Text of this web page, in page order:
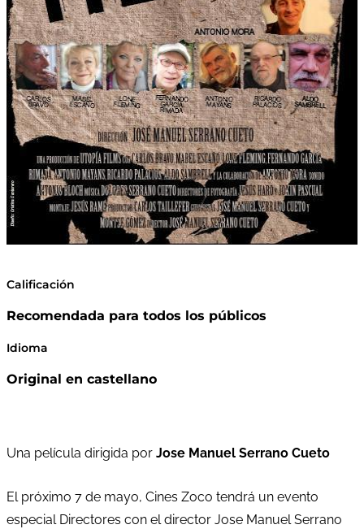
Calificación
Recomendada para todos los públicos
Idioma
Original en castellano
Una película dirigida por Jose Manuel Serrano Cueto
El próximo 7 de mayo, Cines Zoco tendrá un evento
especial Directores con el director Jose Manuel Serrano